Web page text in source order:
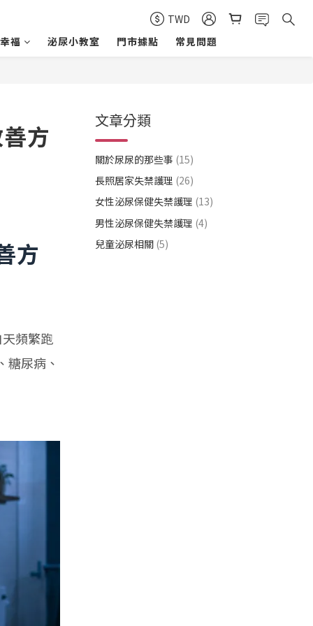
TWD
福
泌尿小教室 門市據點 常見問題
方
方
頻繁跑
糖尿病、
文章分類
關於尿尿的那些事 (15)
長照居家失禁護理 (26)
女性泌尿保健失禁護理 (13)
男性泌尿保健失禁護理 (4)
兒童泌尿相關 (5)